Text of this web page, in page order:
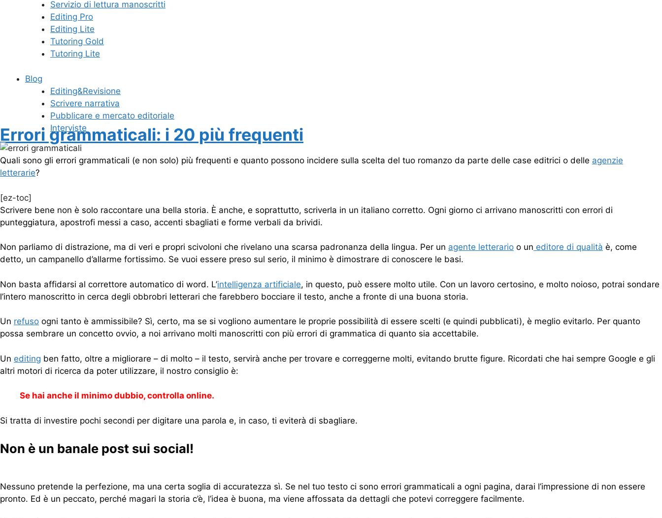
Servizio di lettura manoscritti
Editing Pro
Editing Lite
Tutoring Gold
Tutoring Lite
Blog
Editing&Revisione
Scrivere narrativa
Pubblicare e mercato editoriale
Interviste
Errori grammaticali: i 20 più frequenti
Quali sono gli errori grammaticali (e non solo) più frequenti e quanto possono incidere sulla scelta del tuo romanzo da parte delle case editrici o delle agenzie
letterarie?
[ez-toc]
Scrivere bene non è solo raccontare una bella storia. È anche, e soprattutto, scriverla in un italiano corretto. Ogni giorno ci arrivano manoscritti con errori di
punteggiatura, apostrofi messi a caso, accenti sbagliati e forme verbali da brividi.
Non parliamo di distrazione, ma di veri e propri scivoloni che rivelano una scarsa padronanza della lingua. Per un agente letterario o un editore di qualità è, come
detto, un campanello d’allarme fortissimo. Se vuoi essere preso sul serio, il minimo è dimostrare di conoscere le basi.
Non basta affidarsi al correttore automatico di word. L’intelligenza artificiale, in questo, può essere molto utile. Con un lavoro certosino, e molto noioso, potrai sondare
l’intero manoscritto in cerca degli obbrobri letterari che farebbero bocciare il testo, anche a fronte di una buona storia.
Un refuso ogni tanto è ammissibile? Sì, certo, ma se si vogliono aumentare le proprie possibilità di essere scelti (e quindi pubblicati), è meglio evitarlo. Per quanto
possa sembrare un concetto ovvio, a noi arrivano molti manoscritti con più errori di grammatica di quanto sia accettabile.
Un editing ben fatto, oltre a migliorare – di molto – il testo, servirà anche per trovare e correggerne molti, evitando brutte figure. Ricordati che hai sempre Google e gli
altri motori di ricerca da poter utilizzare, il nostro consiglio è:
Se hai anche il minimo dubbio, controlla online.
Si tratta di investire pochi secondi per digitare una parola e, in caso, ti eviterà di sbagliare.
Non è un banale post sui social!
Nessuno pretende la perfezione, ma una certa soglia di accuratezza sì. Se nel tuo testo ci sono errori grammaticali a ogni pagina, darai l’impressione di non essere
pronto. Ed è un peccato, perché magari la storia c’è, l’idea è buona, ma viene affossata da dettagli che potevi correggere facilmente.